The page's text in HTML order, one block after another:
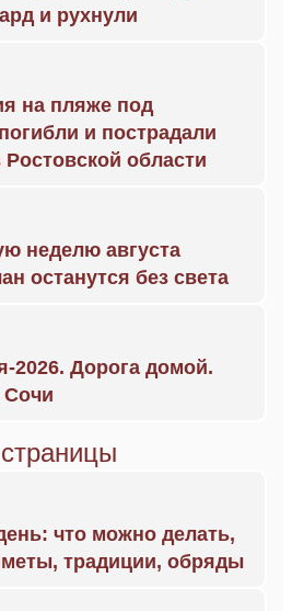
и рухнули
на пляже под
и пострадали
области
неделю августа
останутся без света
2026. Дорога домой.
что можно делать,
традиции, обряды